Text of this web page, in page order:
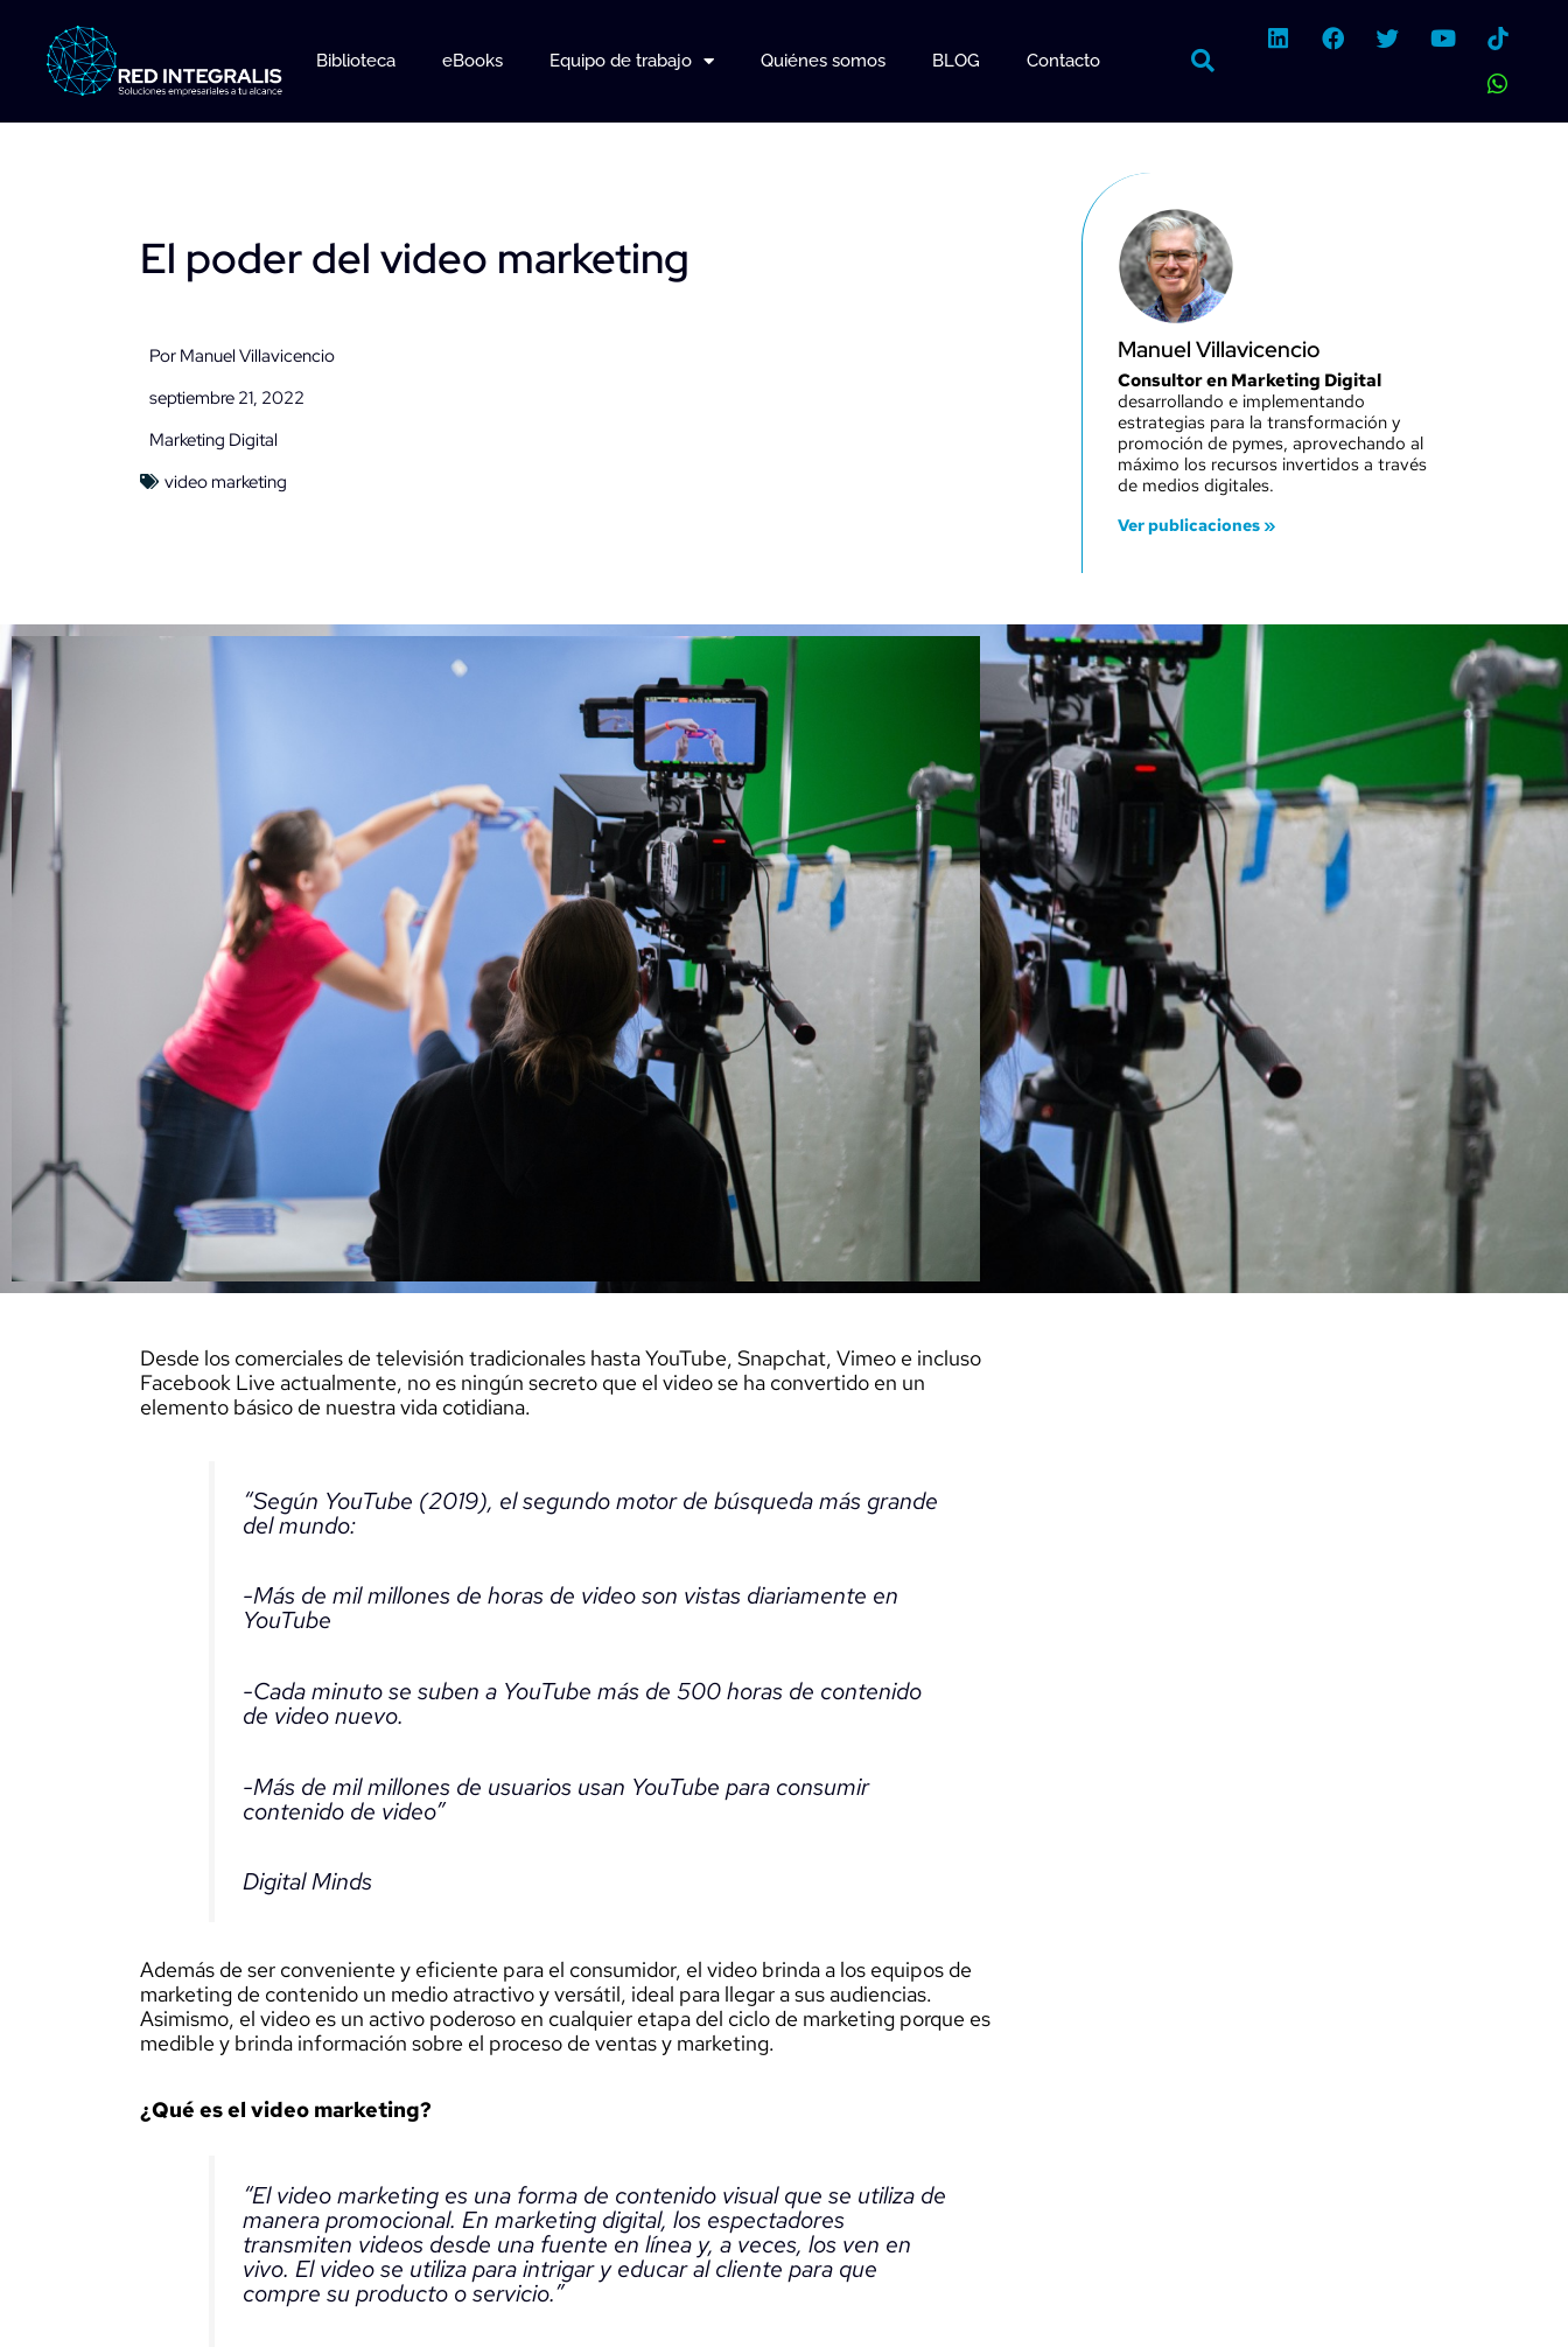
contenido
Biblioteca eBooks Equipo de trabajo Quiénes somos BLOG Contacto
L
i
F
a
T
w
Y
o
W
h
a
t
El poder del video marketing
Por Manuel Villavicencio
septiembre 21, 2022
Marketing Digital
video marketing
Manuel Villavicencio
Consultor en Marketing Digital
desarrollando e implementando
estrategias para la transformación y
promoción de pymes, aprovechando al
máximo los recursos invertidos a través
de medios digitales.
Ver publicaciones »
Desde los comerciales de televisión tradicionales hasta YouTube, Snapchat, Vimeo e incluso
Facebook Live actualmente, no es ningún secreto que el video se ha convertido en un
elemento básico de nuestra vida cotidiana.
“Según YouTube (2019), el segundo motor de búsqueda más grande
del mundo:
-Más de mil millones de horas de video son vistas diariamente en
YouTube
-Cada minuto se suben a YouTube más de 500 horas de contenido
de video nuevo.
-Más de mil millones de usuarios usan YouTube para consumir
contenido de video”
Digital Minds
Además de ser conveniente y eficiente para el consumidor, el video brinda a los equipos de
marketing de contenido un medio atractivo y versátil, ideal para llegar a sus audiencias.
Asimismo, el video es un activo poderoso en cualquier etapa del ciclo de marketing porque es
medible y brinda información sobre el proceso de ventas y marketing.
¿Qué es el video marketing?
“El video marketing es una forma de contenido visual que se utiliza de
manera promocional. En marketing digital, los espectadores
transmiten videos desde una fuente en línea y, a veces, los ven en
vivo. El video se utiliza para intrigar y educar al cliente para que
compre su producto o servicio.”